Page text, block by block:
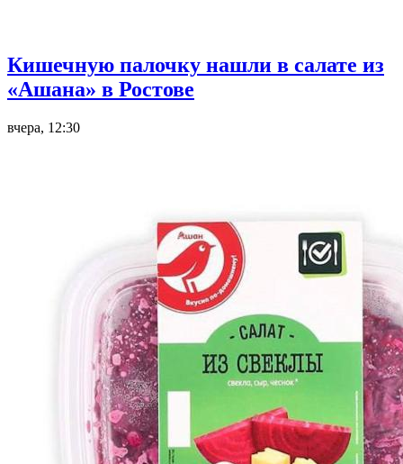
Кишечную палочку нашли в салате из
«Ашана» в Ростове
вчера, 12:30